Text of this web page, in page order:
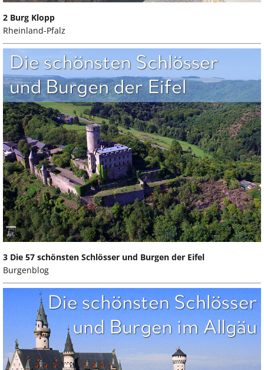
2 Burg Klopp
Rheinland-Pfalz
3 Die 57 schönsten Schlösser und Burgen der Eifel
Burgenblog